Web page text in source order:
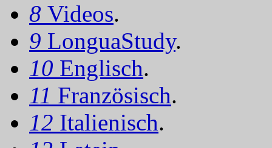
8 Videos.
9 LonguaStudy.
10 Englisch.
11 Französisch.
12 Italienisch.